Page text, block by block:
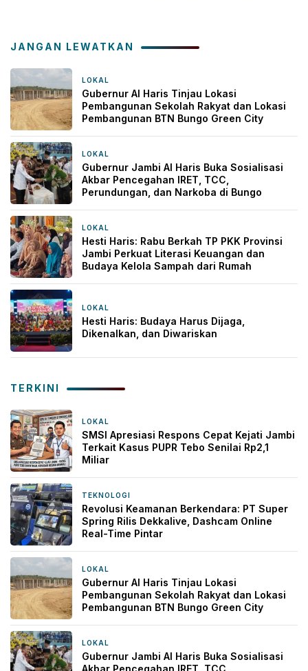
JANGAN LEWATKAN
LOKAL
Gubernur Al Haris Tinjau Lokasi
Pembangunan Sekolah Rakyat dan Lokasi
Pembangunan BTN Bungo Green City
LOKAL
Gubernur Jambi Al Haris Buka Sosialisasi
Akbar Pencegahan IRET, TCC,
Perundungan, dan Narkoba di Bungo
LOKAL
Hesti Haris: Rabu Berkah TP PKK Provinsi
Jambi Perkuat Literasi Keuangan dan
Budaya Kelola Sampah dari Rumah
LOKAL
Hesti Haris: Budaya Harus Dijaga,
Dikenalkan, dan Diwariskan
TERKINI
LOKAL
SMSI Apresiasi Respons Cepat Kejati Jambi
Terkait Kasus PUPR Tebo Senilai Rp2,1
Miliar
TEKNOLOGI
Revolusi Keamanan Berkendara: PT Super
Spring Rilis Dekkalive, Dashcam Online
Real-Time Pintar
LOKAL
Gubernur Al Haris Tinjau Lokasi
Pembangunan Sekolah Rakyat dan Lokasi
Pembangunan BTN Bungo Green City
LOKAL
Gubernur Jambi Al Haris Buka Sosialisasi